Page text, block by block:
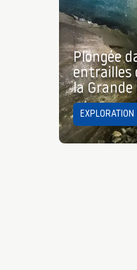
Plongée
entrailles
la